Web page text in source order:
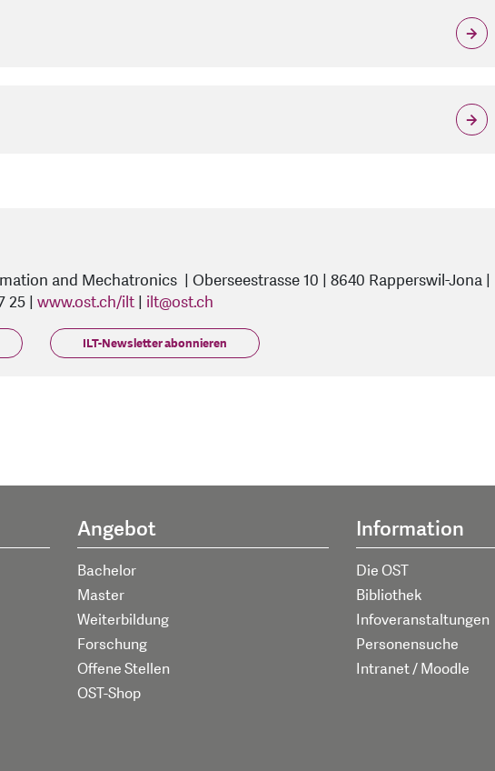
and Mechatronics | Oberseestrasse 10 | 8640 Rapperswil-Jona |
25 | www.ost.ch/ilt| ilt@ost.ch
ILT-Newsletter abonnieren
Angebot
Bachelor
Master
Weiterbildung
Forschung
Offene Stellen
OST-Shop
Information
Die OST
Bibliothek
Infoveranstaltungen
Personensuche
Intranet / Moodle